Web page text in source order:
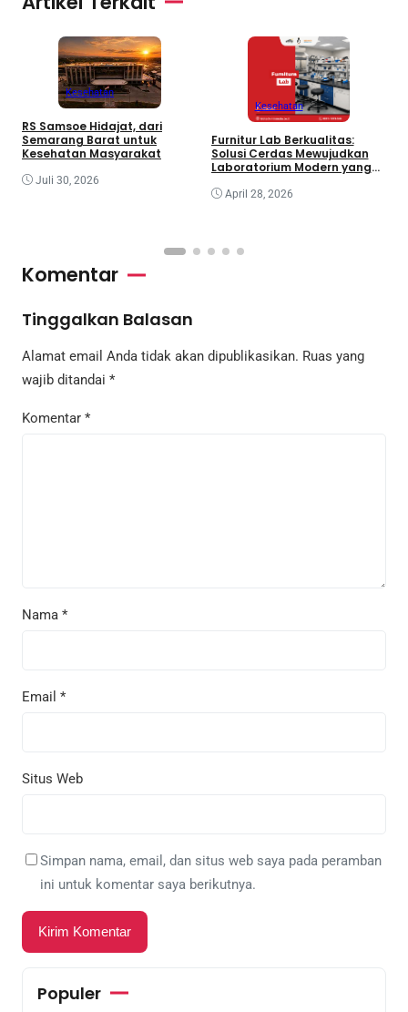
Kesehatan
RS Samsoe Hidajat, dari
Semarang Barat untuk
Kesehatan Masyarakat
Juli 30, 2026
Kesehatan
Furnitur Lab Berkualitas:
Solusi Cerdas Mewujudkan
Laboratorium Modern yang
April 28, 2026
Komentar
Tinggalkan Balasan
Alamat email Anda tidak akan dipublikasikan. Ruas yang
wajib ditandai *
Komentar *
Nama *
Email *
Situs Web
Simpan nama, email, dan situs web saya pada peramban
ini untuk komentar saya berikutnya.
Populer